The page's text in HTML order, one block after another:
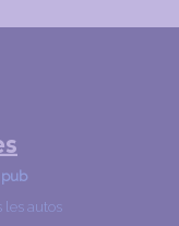
pub
les autos